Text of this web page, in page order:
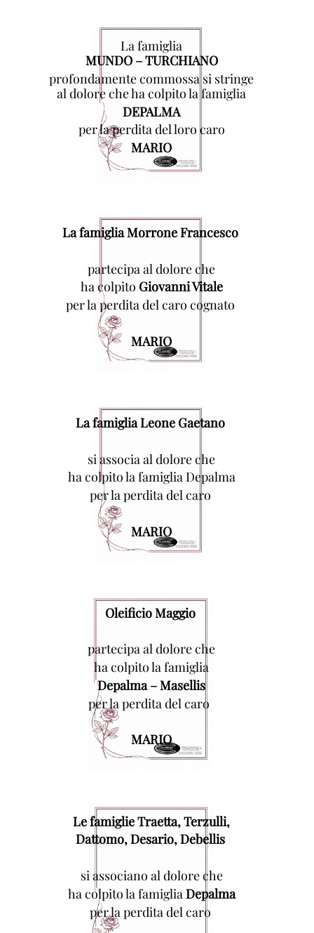
La famiglia
MUNDO – TURCHIANO
profondamente commossa si stringe
al dolore che ha colpito la famiglia
DEPALMA
per la perdita del loro caro
MARIO
La famiglia Morrone Francesco
partecipa al dolore che
ha colpito Giovanni Vitale
per la perdita del caro cognato
MARIO
La famiglia Leone Gaetano
si associa al dolore che
ha colpito la famiglia Depalma
per la perdita del caro
MARIO
Oleificio Maggio
partecipa al dolore che
ha colpito la famiglia
Depalma – Masellis
per la perdita del caro
MARIO
Le famiglie Traetta, Terzulli,
Dattomo, Desario, Debellis
si associano al dolore che
ha colpito la famiglia Depalma
per la perdita del caro